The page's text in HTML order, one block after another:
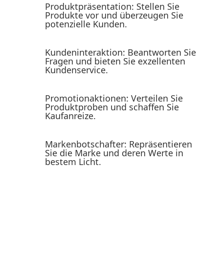
Produkt­prä­sen­tation: Stellen Sie
Produkte vor und überzeugen Sie
poten­zielle Kunden.
Kunden­in­ter­aktion: Beant­worten Sie
Fragen und bieten Sie exzel­lenten
Kunden­service.
Promo­tionak­tionen: Verteilen Sie
Produkt­proben und schaffen Sie
Kaufan­reize.
Marken­bot­schafter: Reprä­sen­tieren
Sie die Marke und deren Werte in
bestem Licht.